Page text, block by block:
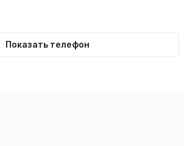
Показать телефон